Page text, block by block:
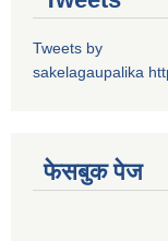
Tweets by
sakelagaupalika
फेसबुक पेज